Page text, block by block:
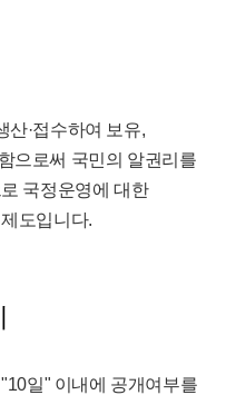
산·접수하여 보유,
으로써 국민의 알권리를
국정운영에 대한
도입니다.
일" 이내에 공개여부를